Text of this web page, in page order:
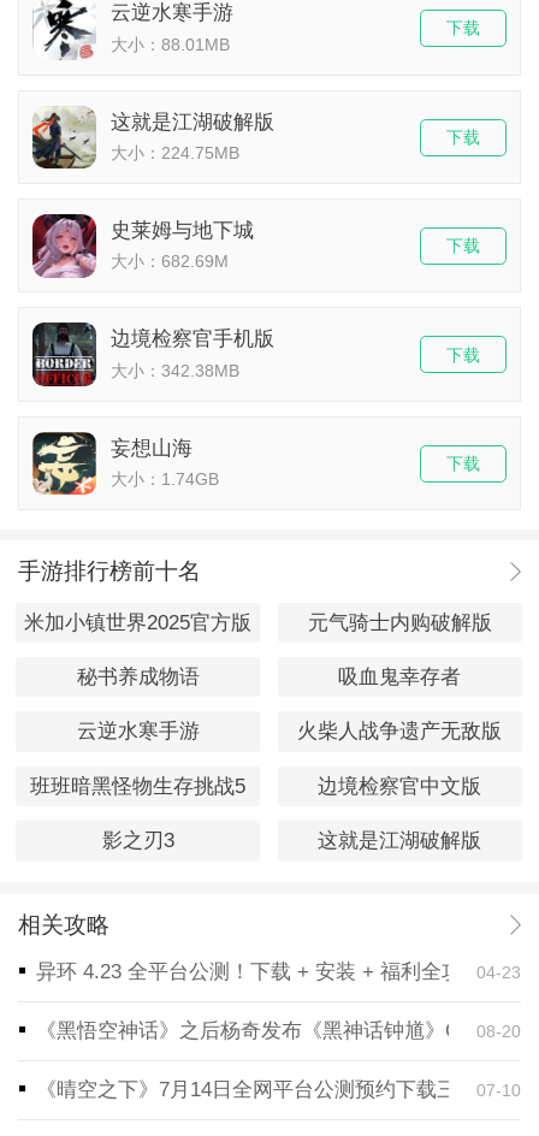
云逆水寒手游
大小：88.01MB
下载
这就是江湖破解版
大小：224.75MB
下载
史莱姆与地下城
大小：682.69M
下载
边境检察官手机版
大小：342.38MB
下载
妄想山海
大小：1.74GB
下载
手游排行榜前十名
米加小镇世界2025官方版 元气骑士内购破解版
秘书养成物语 吸血鬼幸存者
云逆水寒手游 火柴人战争遗产无敌版
班班暗黑怪物生存挑战5 边境检察官中文版
影之刃3 这就是江湖破解版
相关攻略
异环 4.23 全平台公测！下载 + 安装 + 福利全攻略，一
04-23
《黑悟空神话》之后杨奇发布《黑神话钟馗》CG！预
08-20
《晴空之下》7月14日全网平台公测预约下载三端同步
07-10